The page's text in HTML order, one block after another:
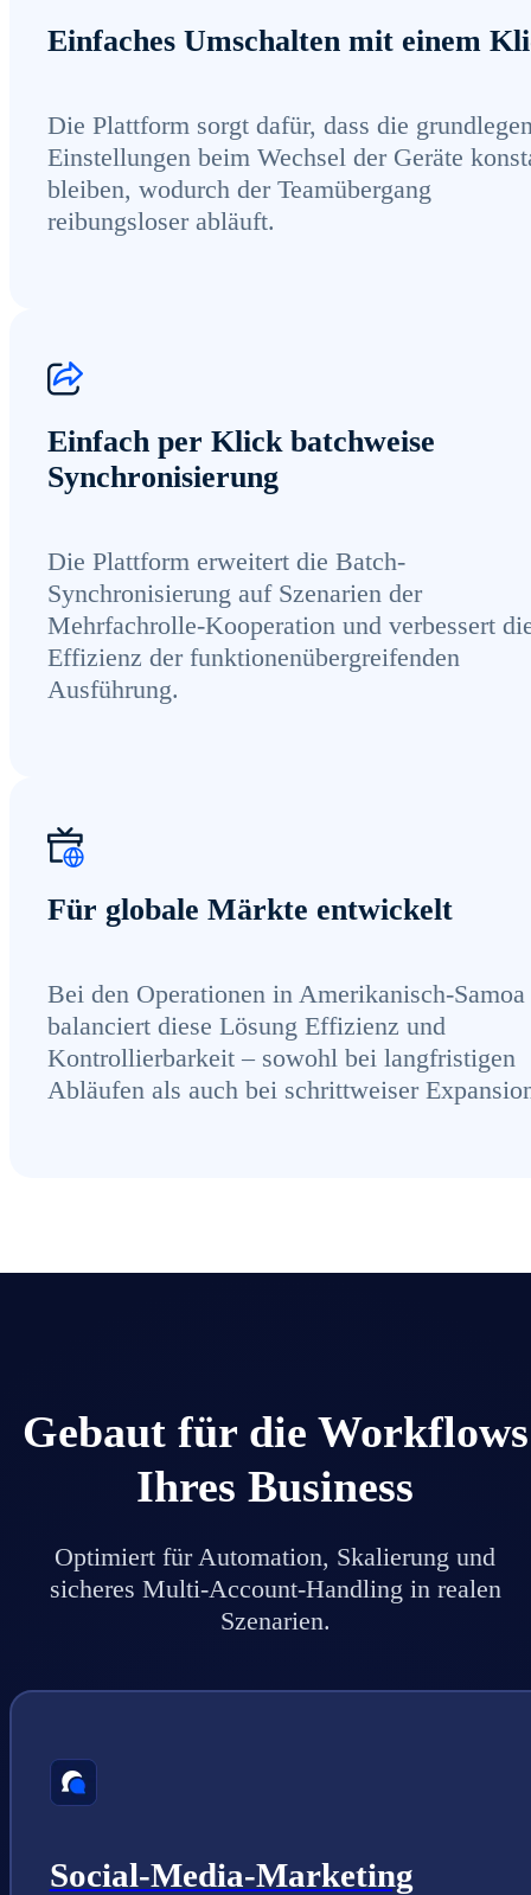
Einfaches Umschalten mit einem
Die Plattform sorgt dafür, dass die
Einstellungen beim Wechsel der Geräte
bleiben, wodurch der Teamübergang
reibungsloser abläuft.
Einfach per Klick batchweise
Synchronisierung
Die Plattform erweitert die Batch-
Synchronisierung auf Szenarien der
Mehrfachrolle-Kooperation und verbessert
Effizienz der funktionenübergreifenden
Ausführung.
Für globale Märkte entwickelt
Bei den Operationen in Amerikanisch-Samoa
balanciert diese Lösung Effizienz und
Kontrollierbarkeit – sowohl bei langfristigen
Abläufen als auch bei schrittweiser
Gebaut für die Workflows
Ihres Business
Optimiert für Automation, Skalierung und
sicheres Multi-Account-Handling in realen
Szenarien.
Social-Media-Marketing